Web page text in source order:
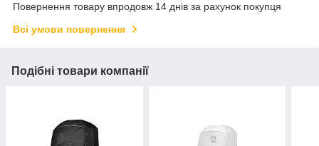
Повернення товару впродовж 14 днів за рахунок покупця
Всі умови повернення
Подібні товари компанії